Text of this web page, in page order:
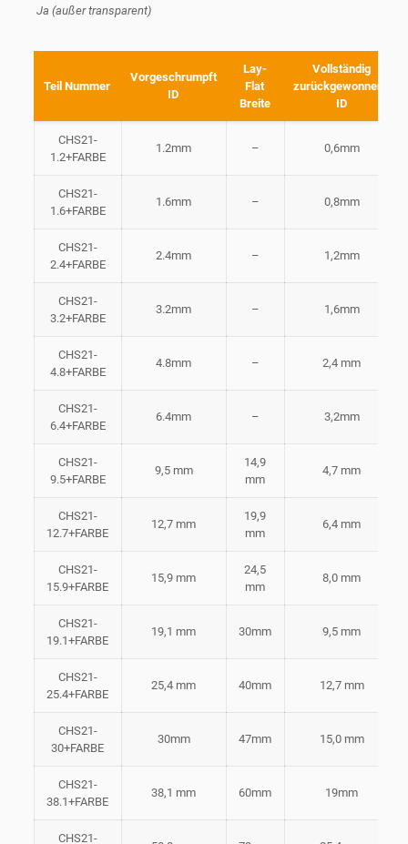
Ja (außer transparent)
Teil Nummer
Vorgeschrumpft
ID
Lay-
Flat
Breite
Vollständig
zurückgewonnene
ID
CHS21-
1.2+FARBE
1.2mm – 0,6mm
CHS21-
1.6+FARBE
1.6mm – 0,8mm
CHS21-
2.4+FARBE
2.4mm – 1,2mm
CHS21-
3.2+FARBE
3.2mm – 1,6mm
CHS21-
4.8+FARBE
4.8mm – 2,4 mm
CHS21-
6.4+FARBE
6.4mm – 3,2mm
CHS21-
9.5+FARBE
9,5 mm
14,9
mm
4,7 mm
CHS21-
12.7+FARBE
12,7 mm
19,9
mm
6,4 mm
CHS21-
15.9+FARBE
15,9 mm
24,5
mm
8,0 mm
CHS21-
19.1+FARBE
19,1 mm 30mm 9,5 mm
CHS21-
25.4+FARBE
25,4 mm 40mm 12,7 mm
CHS21-
30+FARBE
30mm 47mm 15,0 mm
CHS21-
38.1+FARBE
38,1 mm 60mm 19mm
CHS21-